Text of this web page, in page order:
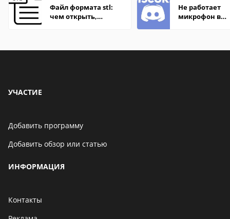
Файл формата stl:
чем открыть,
Не работает
микрофон в
УЧАСТИЕ
Добавить программу
Добавить обзор или статью
ИНФОРМАЦИЯ
Контакты